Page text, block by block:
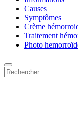
Causes
Symptômes
Crème
Traitement
Photo
Rechercher :